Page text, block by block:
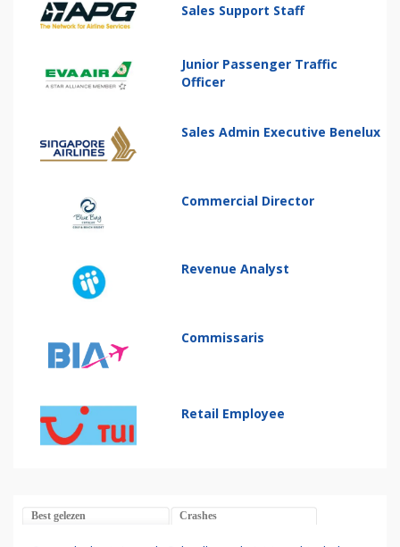
Sales Support Staff
Junior Passenger Traffic
Officer
Sales Admin Executive Benelux
Commercial Director
Revenue Analyst
Commissaris
Retail Employee
Best gelezen Crashes